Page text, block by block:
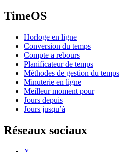
TimeOS
Horloge en ligne
Conversion du temps
Compte a rebours
Planificateur de temps
Méthodes de gestion du temps
Minuterie en ligne
Meilleur moment pour
Jours depuis
Jours jusqu’à
Réseaux sociaux